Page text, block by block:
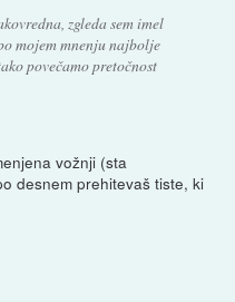
zgleda sem imel
mojem mnenju najbolje
povečamo pretočnost
vožnji (sta
desnem prehitevaš tiste, ki